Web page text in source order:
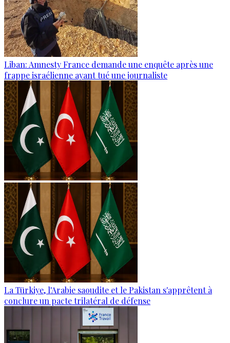
Liban: Amnesty France demande une enquête après une
frappe israélienne ayant tué une journaliste
La Türkiye, l'Arabie saoudite et le Pakistan s'apprêtent à
conclure un pacte trilatéral de défense